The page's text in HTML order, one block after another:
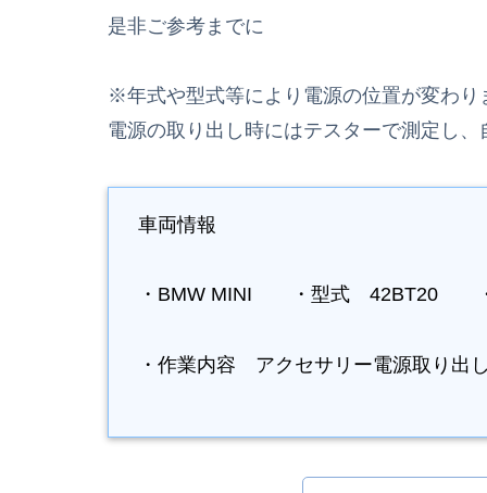
是非ご参考までに
※年式や型式等により電源の位置が変わり
電源の取り出し時にはテスターで測定し
車両情報
・BMW MINI ・型式 42BT20
・作業内容 アクセサリー電源取り出